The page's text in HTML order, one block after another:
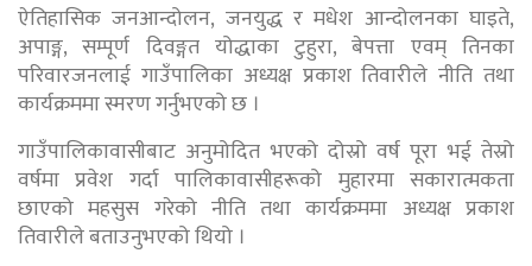
ऐतिहासिक जनआन्दोलन, जनयुद्ध र मधेश आन्दोलनका घाइते,
अपाङ्ग, सम्पूर्ण दिवङ्गत योद्धाका टुहुरा, बेपत्ता एवम् तिनका
परिवारजनलाई गाउँपालिका अध्यक्ष प्रकाश तिवारीले नीति तथा
कार्यक्रममा स्मरण गर्नुभएको छ ।
गाउँपालिकावासीबाट अनुमोदित भएको दोस्रो वर्ष पूरा भई तेस्रो
वर्षमा प्रवेश गर्दा पालिकावासीहरूको मुहारमा सकारात्मकता
छाएको महसुस गरेको नीति तथा कार्यक्रममा अध्यक्ष प्रकाश
तिवारीले बताउनुभएको थियो ।